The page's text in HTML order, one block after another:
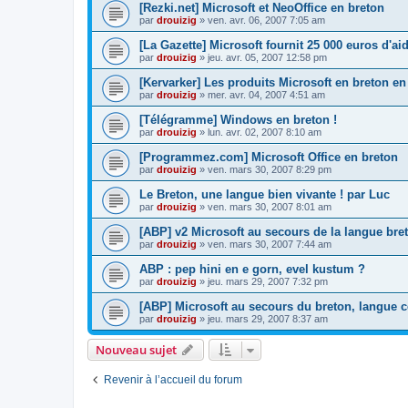
[Rezki.net] Microsoft et NeoOffice en breton
par drouizig » ven. avr. 06, 2007 7:05 am
[La Gazette] Microsoft fournit 25 000 euros
par drouizig » jeu. avr. 05, 2007 12:58 pm
[Kervarker] Les produits Microsoft en breton
par drouizig » mer. avr. 04, 2007 4:51 am
[Télégramme] Windows en breton !
par drouizig » lun. avr. 02, 2007 8:10 am
[Programmez.com] Microsoft Office en breton
par drouizig » ven. mars 30, 2007 8:29 pm
Le Breton, une langue bien vivante ! par Luc
par drouizig » ven. mars 30, 2007 8:01 am
[ABP] v2 Microsoft au secours de la langue
par drouizig » ven. mars 30, 2007 7:44 am
ABP : pep hini en e gorn, evel kustum ?
par drouizig » jeu. mars 29, 2007 7:32 pm
[ABP] Microsoft au secours du breton, langue
par drouizig » jeu. mars 29, 2007 8:37 am
Nouveau sujet
Revenir à l’accueil du forum